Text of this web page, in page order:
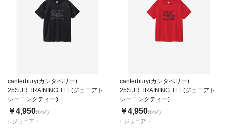
ジュニア
canterbury(カンタベリー)
25S JR.TRAINING TEE(ジュニアト
レーニングティー)
￥4,950(税込)
ジュニア
canterbury(カンタベリー)
25S JR.TRAINING TEE(ジュニアト
レーニングティー)
￥4,950(税込)